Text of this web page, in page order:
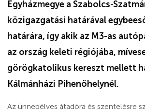
Egyházmegye a Szabolcs-
közigazgatási határával
határára, így akik az M3-as
az ország keleti régiójába,
görögkatolikus kereszt mellett
Kálmánházi Pihenőhelynél.
Az ünnepélyes átadóra és szentelésre